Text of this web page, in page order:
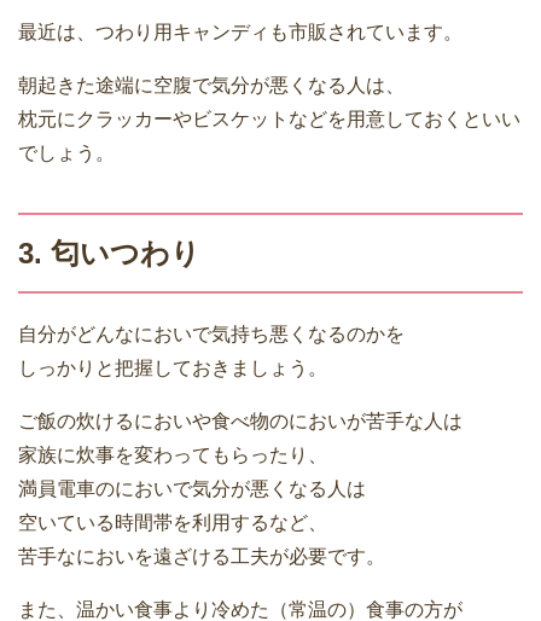
最近は、つわり用キャンディも市販されています。
朝起きた途端に空腹で気分が悪くなる人は、
枕元にクラッカーやビスケットなどを用意しておくといい
でしょう。
3. 匂いつわり
自分がどんなにおいで気持ち悪くなるのかを
しっかりと把握しておきましょう。
ご飯の炊けるにおいや食べ物のにおいが苦手な人は
家族に炊事を変わってもらったり、
満員電車のにおいで気分が悪くなる人は
空いている時間帯を利用するなど、
苦手なにおいを遠ざける工夫が必要です。
また、温かい食事より冷めた（常温の）食事の方が